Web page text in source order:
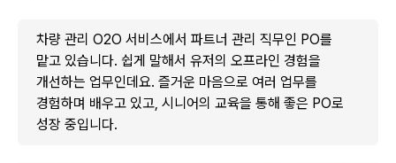
차량 관리 O2O 서비스에서 파트너 관리 직무인 PO를
맡고 있습니다. 쉽게 말해서 유저의 오프라인 경험을
개선하는 업무인데요. 즐거운 마음으로 여러 업무를
경험하며 배우고 있고, 시니어의 교육을 통해 좋은 PO로
성장 중입니다.